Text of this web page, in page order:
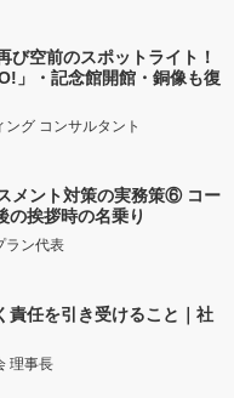
び空前のスポットライト！
」・記念館開館・銅像も復
グ コンサルタント
メント対策の実務策⑥ コー
の挨拶時の名乗り
ラン代表
責任を引き受けること｜社
理事長